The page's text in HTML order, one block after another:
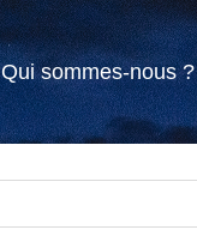
Qui sommes-nous ?